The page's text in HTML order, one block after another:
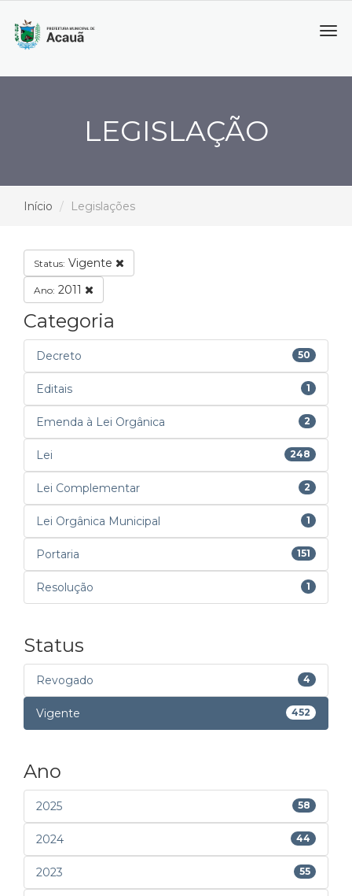
LEGISLAÇÃO
Início Legislações
Status: Vigente
Ano: 2011
Categoria
Decreto 50
Editais 1
Emenda à Lei Orgânica 2
Lei 248
Lei Complementar 2
Lei Orgânica Municipal 1
Portaria 151
Resolução 1
Status
Revogado 4
Vigente 452
Ano
2025 58
2024 44
2023 55